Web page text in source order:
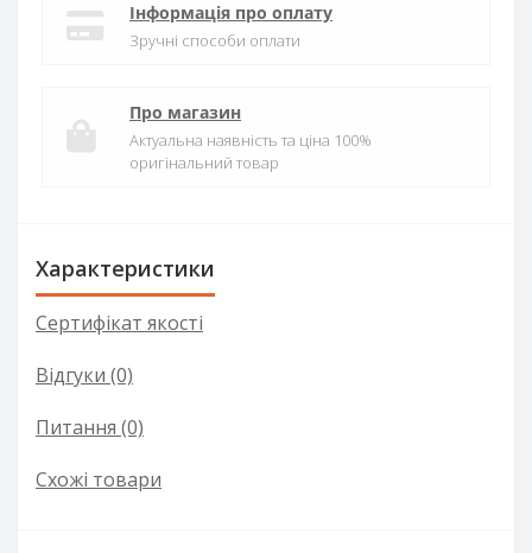
Інформація про оплату
Зручні способи оплати
Про магазин
Актуальна наявність та ціна 100%
оригінальний товар
Характеристики
Сертифікат якості
Відгуки (0)
Питання (0)
Схожі товари